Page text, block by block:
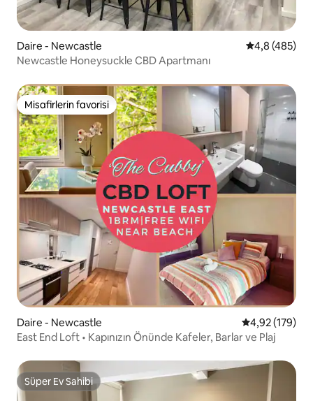
Daire - Newcastle 5 üzerinden
4,8 (485)
Newcastle Honeysuckle CBD Apartmanı
Misafirlerin favorisi
Misafirlerin favorisi
Daire - Newcastle 5 üzerinden
4,92 (179)
East End Loft • Kapınızın Önünde Kafeler, Barlar ve Plaj
Süper Ev Sahibi
Süper Ev Sahibi